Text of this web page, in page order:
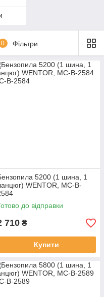
0 Фільтри
5200 (1 шина, 1
WENTOR, MC-B-
до відправки
710 ₴
Купити